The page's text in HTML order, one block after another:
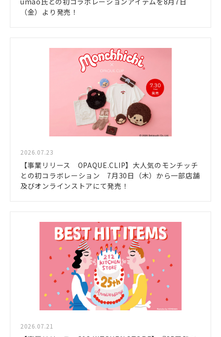
（金）より発売！
2026.07.23
【事業リリース OPAQUE.CLIP】大人気のモンチッチ
との初コラボレーション 7月30日（木）から一部店舗
及びオンラインストアにて発売！
2026.07.21